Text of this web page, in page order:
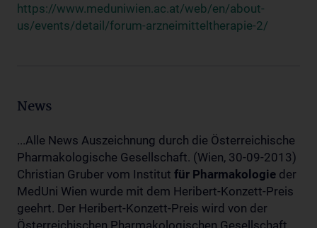
https://www.meduniwien.ac.at/web/en/about-
us/events/detail/forum-arzneimitteltherapie-2/
News
...Alle News Auszeichnung durch die Österreichische
Pharmakologische Gesellschaft. (Wien, 30-09-2013)
Christian Gruber vom Institut für Pharmakologie der
MedUni Wien wurde mit dem Heribert-Konzett-Preis
geehrt. Der Heribert-Konzett-Preis wird von der
Österreichischen Pharmakologischen Gesellschaft